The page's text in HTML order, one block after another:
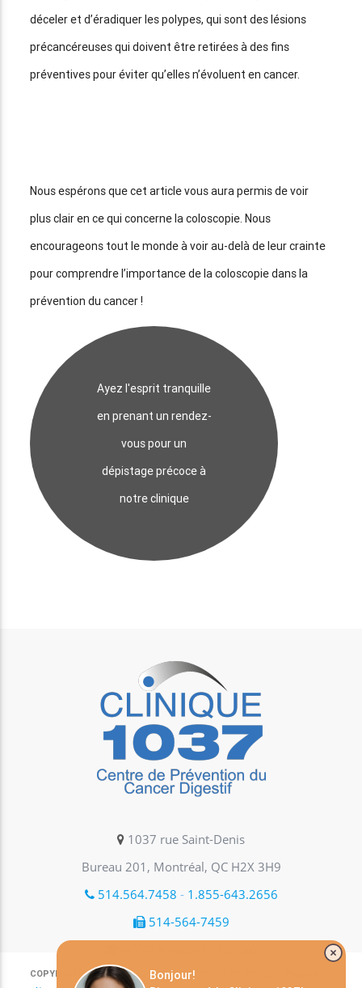
déceler et d’éradiquer les polypes, qui sont des lésions
précancéreuses qui doivent être retirées à des fins
préventives pour éviter qu’elles n’évoluent en cancer.
Nous espérons que cet article vous aura permis de voir
plus clair en ce qui concerne la coloscopie. Nous
encourageons tout le monde à voir au-delà de leur crainte
pour comprendre l’importance de la coloscopie dans la
prévention du cancer !
Ayez l'esprit tranquille
en prenant un rendez-
vous pour un
dépistage précoce à
notre clinique
Bonjour!
1037 rue Saint-Denis
Bureau 201, Montréal, QC H2X 3H9
514.564.7458 - 1.855-643.2656
514-564-7459
COPYRIGHT © 2026 Clinique1037.ALL RIGHT RESERVED. -